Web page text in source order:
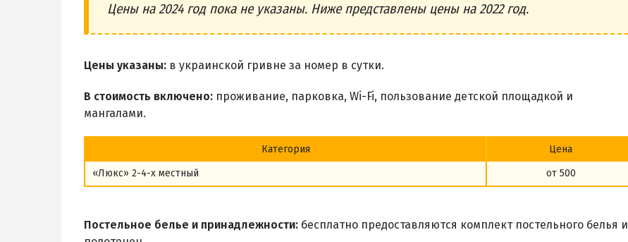
Цены на 2024 год пока не указаны. Ниже представлены цены на 2022 год.
Цены указаны: в украинской гривне за номер в сутки.
В стоимость включено: проживание, парковка, Wi-Fi, пользование детской площадкой и
мангалами.
Категория
Цена
«Люкс» 2-4-х местный
от 500
Постельное белье и принадлежности: бесплатно предоставляются комплект постельного белья и